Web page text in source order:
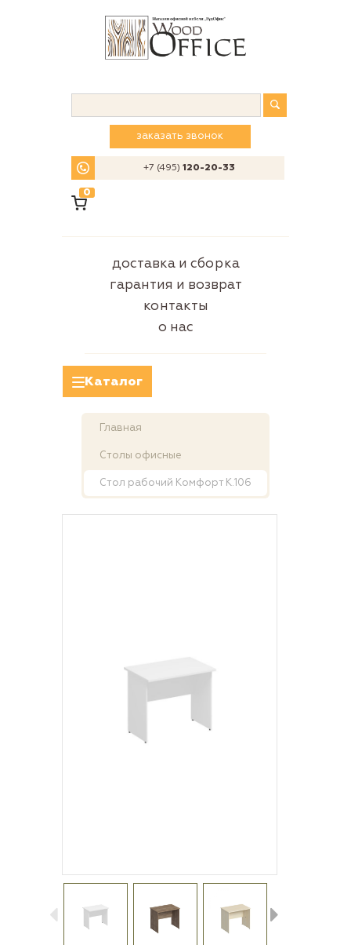
заказать звонок
+7 (495)120-20-33
0
доставка и сборка
гарантия и возврат
контакты
о нас
Каталог
Главная
Столы офисные
Стол рабочий Комфорт К.106